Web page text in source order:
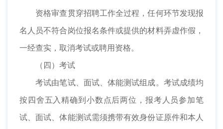
资格审查贯穿招聘工作全过程，任何环节发现报
名人员不符合岗位报名条件或提供的材料弄虚作假，
一经查实，取消考试或聘用资格。
（四）考试
考试由笔试、面试、体能测试组成。考试成绩均
按四舍五入精确到小数点后两位，报考人员参加笔
试、面试、体能测试需须携带有效身份证原件和本人